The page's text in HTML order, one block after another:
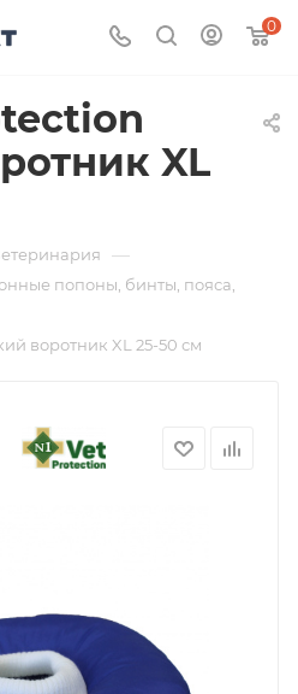
0
XL
—
попоны, бинты, пояса,
воротник XL 25-50 см